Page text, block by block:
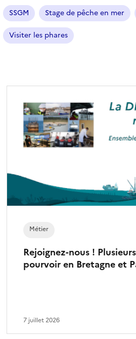
e
c
SSGM Stage de pêche en mer
Visiter les phares
Rejoignez-nous !
pourvoir en Bretagne et
Métier
7 juillet 2026